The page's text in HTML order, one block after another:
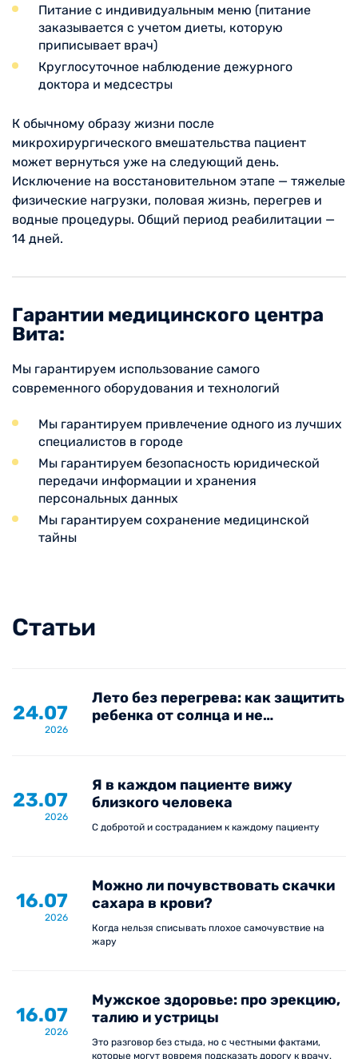
Питание с индивидуальным меню (питание
заказывается с учетом диеты, которую
приписывает врач)
Круглосуточное наблюдение дежурного
доктора и медсестры
К обычному образу жизни после
микрохирургического вмешательства пациент
может вернуться уже на следующий день.
Исключение на восстановительном этапе — тяжелые
физические нагрузки, половая жизнь, перегрев и
водные процедуры. Общий период реабилитации —
14 дней.
Гарантии медицинского центра
Вита:
Мы гарантируем использование самого
современного оборудования и технологий
Мы гарантируем привлечение одного из лучших
специалистов в городе
Мы гарантируем безопасность юридической
передачи информации и хранения
персональных данных
Мы гарантируем сохранение медицинской
тайны
Статьи
24.07
2026
Лето без перегрева: как защитить
ребенка от солнца и не
23.07
2026
Я в каждом пациенте вижу
близкого человека
С добротой и состраданием к каждому пациенту
16.07
2026
Можно ли почувствовать скачки
сахара в крови?
Когда нельзя списывать плохое самочувствие на
жару
16.07
2026
Мужское здоровье: про эрекцию,
талию и устрицы
Это разговор без стыда, но с честными фактами,
которые могут вовремя подсказать дорогу к врачу.